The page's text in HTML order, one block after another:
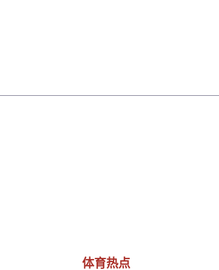
体育热点